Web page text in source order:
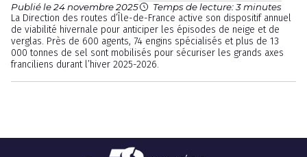
Publié le 24 novembre 2025 Temps de lecture: 3 minutes
La Direction des routes d’Île-de-France active son dispositif annuel
de viabilité hivernale pour anticiper les épisodes de neige et de
verglas. Près de 600 agents, 74 engins spécialisés et plus de 13
000 tonnes de sel sont mobilisés pour sécuriser les grands axes
franciliens durant l’hiver 2025-2026.